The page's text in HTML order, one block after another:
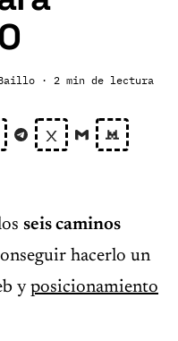
· 2 min de lectura
seis caminos
hacerlo un
y posicionamiento